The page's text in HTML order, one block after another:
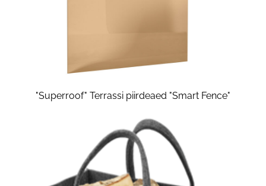
"Superroof" Terrassi piirdeaed "Smart Fence"